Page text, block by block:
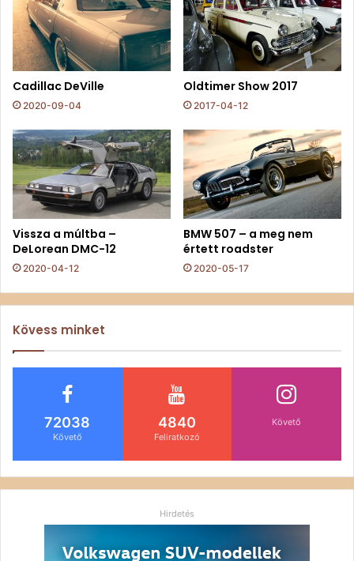
Cadillac DeVille
2020-09-04
Oldtimer Show 2017
2017-04-12
Vissza a múltba –
DeLorean DMC-12
2020-04-12
BMW 507 – a meg nem
értett roadster
2020-05-17
Kövess minket
72038
Követő
4840
Feliratkozó
Követő
Hirdetés